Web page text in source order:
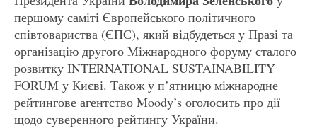
першому саміті Європейського політичного
співтовариства (ЄПС), який відбудеться у Празі та
організацію другого Міжнародного форуму сталого
розвитку INTERNATIONAL SUSTAINABILITY
FORUM у Києві. Також у п’ятницю міжнародне
рейтингове агентство Moody’s оголосить про дії
щодо суверенного рейтингу України.